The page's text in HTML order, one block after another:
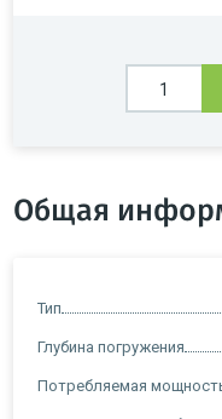
Общая
Тип
Глубина погружения
Потребляемая